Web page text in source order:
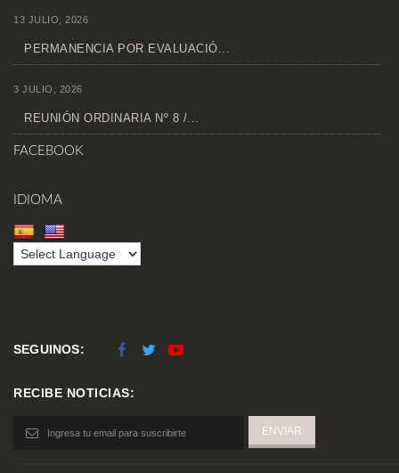
13 JULIO, 2026
PERMANENCIA POR EVALUACIÓ...
3 JULIO, 2026
REUNIÓN ORDINARIA Nº 8 /...
FACEBOOK
IDIOMA
SEGUINOS:
RECIBE NOTICIAS: